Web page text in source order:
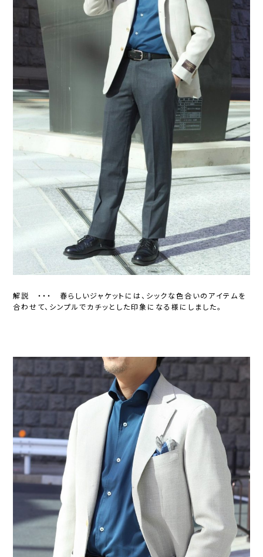
解説 ・・・ 春らしいジャケットには、シックな色合いのアイテムを
合わせて、シンプルでカチッとした印象になる様にしました。